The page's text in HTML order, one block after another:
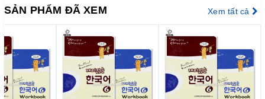
– Tư vấn FREE học tiếng Hàn, hướng dẫn thi Topik đạt điểm
SẢN PHẨM ĐÃ XEM Xem tất cả